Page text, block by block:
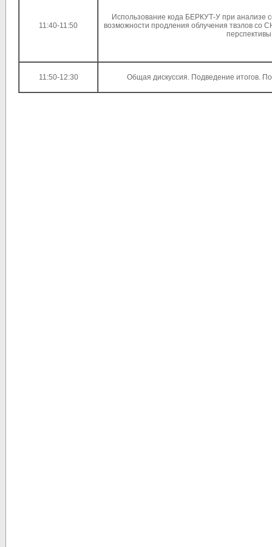
11:40-11:50
Использование кода БЕРКУТ-У при анализе
возможности продления облучения твэлов со
перспективы
11:50-12:30 Общая дискуссия. Подведение итогов.